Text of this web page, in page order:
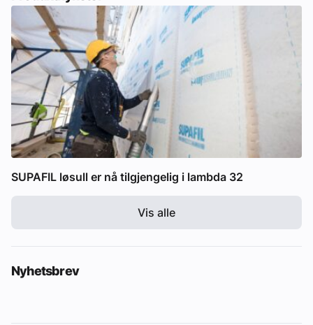
SUPAFIL løsull er nå tilgjengelig i lambda 32
Vis alle
Nyhetsbrev